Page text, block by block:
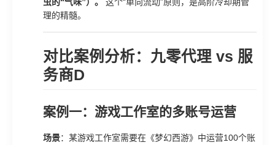
理的精髓。
对比案例分析：九零代理 vs 服
务商D
案例一：游戏工作室的多账号运营
场景：某游戏工作室需要在《梦幻西游》中运营100个账